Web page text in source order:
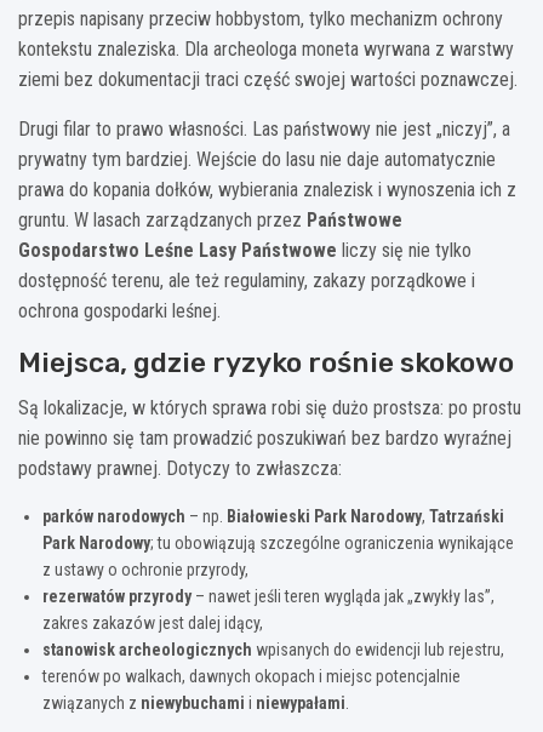
przepis napisany przeciw hobbystom, tylko mechanizm ochrony
kontekstu znaleziska. Dla archeologa moneta wyrwana z warstwy
ziemi bez dokumentacji traci część swojej wartości poznawczej.
Drugi filar to prawo własności. Las państwowy nie jest „niczyj”, a
prywatny tym bardziej. Wejście do lasu nie daje automatycznie
prawa do kopania dołków, wybierania znalezisk i wynoszenia ich z
gruntu. W lasach zarządzanych przez Państwowe
Gospodarstwo Leśne Lasy Państwowe liczy się nie tylko
dostępność terenu, ale też regulaminy, zakazy porządkowe i
ochrona gospodarki leśnej.
Miejsca, gdzie ryzyko rośnie skokowo
Są lokalizacje, w których sprawa robi się dużo prostsza: po prostu
nie powinno się tam prowadzić poszukiwań bez bardzo wyraźnej
podstawy prawnej. Dotyczy to zwłaszcza:
parków narodowych – np. Białowieski Park Narodowy, Tatrzański
Park Narodowy; tu obowiązują szczególne ograniczenia wynikające
z ustawy o ochronie przyrody,
rezerwatów przyrody– nawet jeśli teren wygląda jak „zwykły las”,
zakres zakazów jest dalej idący,
stanowisk archeologicznych wpisanych do ewidencji lub rejestru,
terenów po walkach, dawnych okopach i miejsc potencjalnie
związanych z niewybuchami i niewypałami